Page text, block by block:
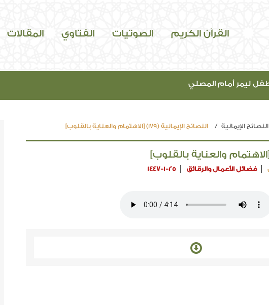
القرآن الكريم الصوتيات الفتاوي المقالات
ليمر أمام المصلي
النصائح الإيمانية النصائح الإيمانية (179) [الاهتمام والعناية بالقلوب]
فضائل الأعمال والرقائق 1447-1-25